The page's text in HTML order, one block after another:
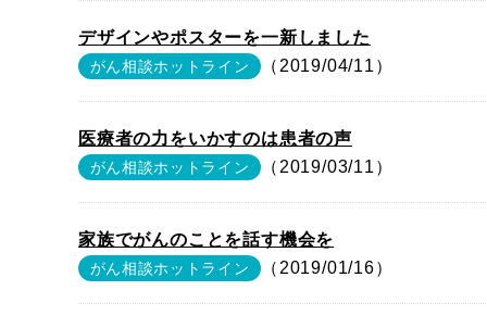
デザインやポスターを一新しました
がん相談ホットライン （2019/04/11）
医療者の力をいかすのは患者の声
がん相談ホットライン （2019/03/11）
家族でがんのことを話す機会を
がん相談ホットライン （2019/01/16）